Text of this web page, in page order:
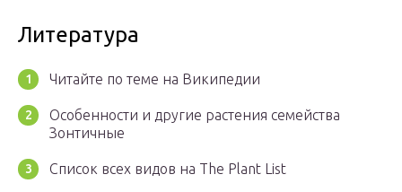
Литература
Читайте по теме на Википедии
Особенности и другие растения семейства
Зонтичные
Список всех видов на The Plant List